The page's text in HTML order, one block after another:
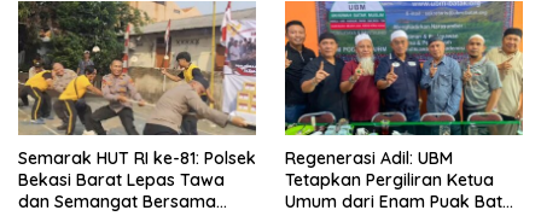
Anggota Kelompok Ahli
Pemkab
Semarak HUT RI ke-81: Polsek
Bekasi Barat Lepas Tawa
dan Semangat Bersama
Regenerasi Adil: UBM
Tetapkan Pergiliran Ketua
Umum dari Enam Puak Batak